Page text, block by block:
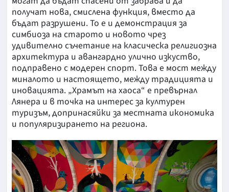
получат нова, смислена функция, вместо да
бъдат разрушени. То е и демонстрация за
симбиоза на старото и новото чрез
удивително съчетание на класическа религиозна
архитектура и авангардно улично изкуство,
подправено с модерен спорт. Това е мост между
миналото и настоящето, между традицията и
иновацията. „Храмът на хаоса“ е превърнал
Лянера и в точка на интерес за културен
туризъм, допринасяйки за местната икономика
и популяризирането на региона.